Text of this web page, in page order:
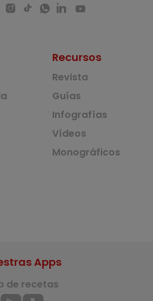
Recursos
Revista
Guías
Infografías
Vídeos
Monográficos
Apps
de recetas